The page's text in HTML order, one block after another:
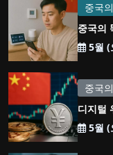
중국
중국의
5월 (
중국
디지털
5월 (